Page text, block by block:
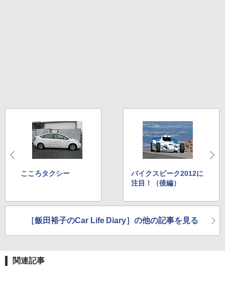
こころタクシー
パイクスピーク2012に
注目！（後編）
［飯田裕子のCar Life Diary］の他の記事を見る
関連記事